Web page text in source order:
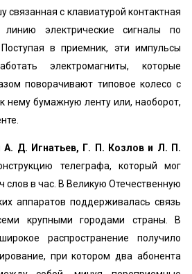
связанная с клавиатурой контактная
электрические сигналы по
в приемник, эти импульсы
электромагниты, которые
поворачивают типовое колесо с
нему бумажную ленту или, наоборот,
А. Д. Игнатьев, Г. П. Козлов и Л. П.
телеграфа, который мог
слов в час. В Великую Отечественную
аппаратов поддерживалась связь
крупными городами страны. В
распространение получило
при котором два абонента